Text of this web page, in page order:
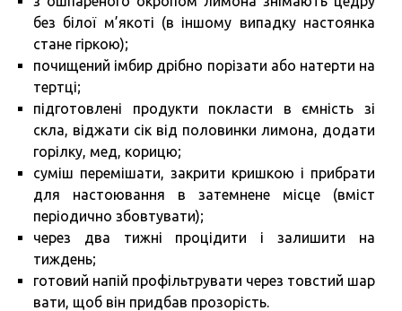
без білої м’якоті (в іншому випадку настоянка
стане гіркою);
почищений імбир дрібно порізати або натерти на
тертці;
підготовлені продукти покласти в ємність зі
скла, віджати сік від половинки лимона, додати
горілку, мед, корицю;
суміш перемішати, закрити кришкою і прибрати
для настоювання в затемнене місце (вміст
періодично збовтувати);
через два тижні процідити і залишити на
тиждень;
готовий напій профільтрувати через товстий шар
вати, щоб він придбав прозорість.